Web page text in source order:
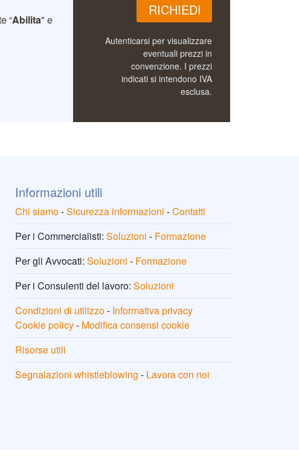
“Abilita" e
RICHIEDI
Autenticarsi per visualizzare
eventuali prezzi in
convenzione. I prezzi
indicati si intendono IVA
esclusa.
Informazioni utili
Chi siamo-Sicurezza informazioni -Contatti
Per i Commercialisti: Soluzioni - Formazione
Per gli Avvocati: Soluzioni - Formazione
Per i Consulenti del lavoro: Soluzioni
Condizioni di utilizzo- Informativa privacy
Cookie policy- Modifica consensi cookie
Risorse utili
Segnalazioni whistleblowing - Lavora con noi